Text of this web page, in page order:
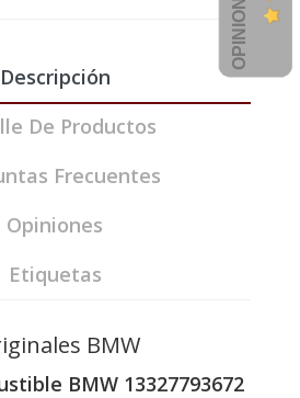
Descripción
De Productos
Frecuentes
Opiniones
Etiquetas
BMW
BMW 13327793672